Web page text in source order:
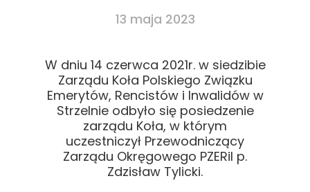
13 maja 2023
W dniu 14 czerwca 2021r. w siedzibie
Zarządu Koła Polskiego Związku
Emerytów, Rencistów i Inwalidów w
Strzelnie odbyło się posiedzenie
zarządu Koła, w którym
uczestniczył Przewodniczący
Zarządu Okręgowego PZERiI p.
Zdzisław Tylicki.